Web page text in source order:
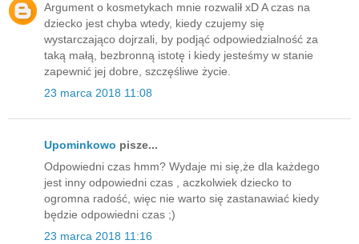
Argument o kosmetykach mnie rozwalił xD A czas na
dziecko jest chyba wtedy, kiedy czujemy się
wystarczająco dojrzali, by podjąć odpowiedzialność za
taką małą, bezbronną istotę i kiedy jesteśmy w stanie
zapewnić jej dobre, szczęśliwe życie.
23 marca 2018 11:08
Upominkowo pisze...
Odpowiedni czas hmm? Wydaje mi się,że dla każdego
jest inny odpowiedni czas , aczkolwiek dziecko to
ogromna radość, więc nie warto się zastanawiać kiedy
będzie odpowiedni czas ;)
23 marca 2018 11:16